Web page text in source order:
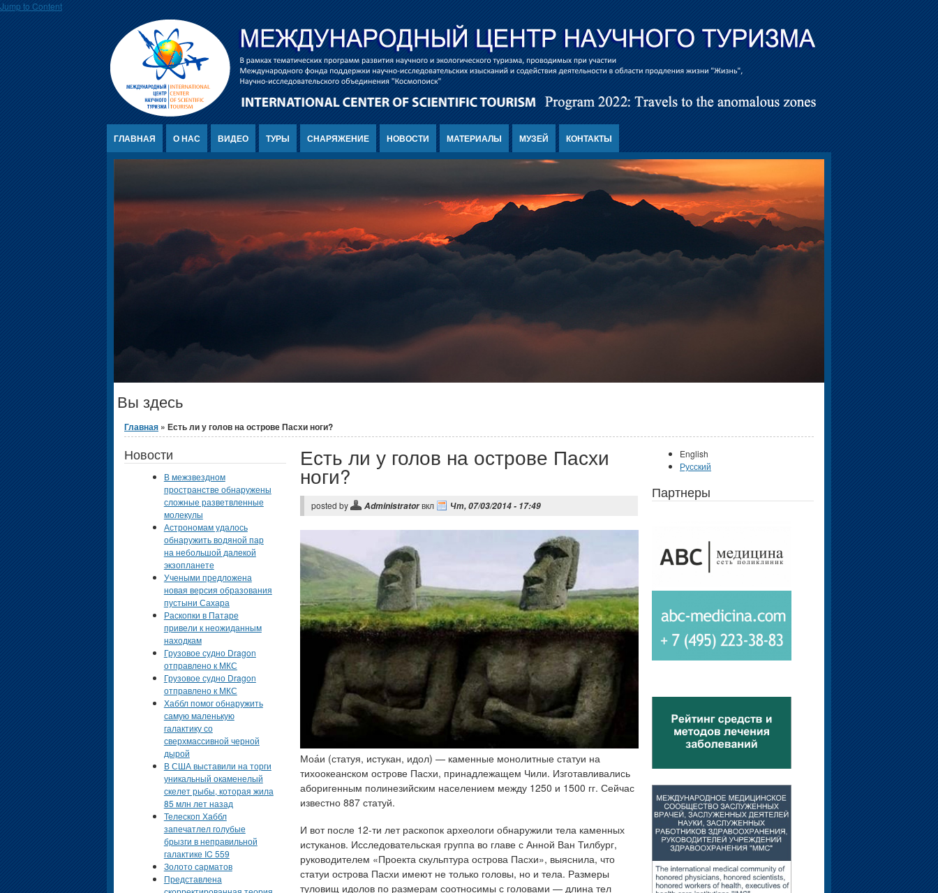
Jump to Content
ГЛАВНАЯ О НАС ВИДЕО ТУРЫ СНАРЯЖЕНИЕ НОВОСТИ МАТЕРИАЛЫ МУЗЕЙ КОНТАКТЫ
Вы здесь
Главная » Есть ли у голов на острове Пасхи ноги?
Есть ли у голов на острове Пасхи
ноги?
posted by Administratorвкл Чт, 07/03/2014 - 17:49
Моа́и (статуя, истукан, идол) — каменные монолитные статуи на
тихоокеанском острове Пасхи, принадлежащем Чили. Изготавливались
аборигенным полинезийским населением между 1250 и 1500 гг. Сейчас
известно 887 статуй.
И вот после 12-ти лет раскопок археологи обнаружили тела каменных
истуканов. Исследовательская группа во главе с Анной Ван Тилбург,
руководителем «Проекта скульптура острова Пасхи», выяснила, что
статуи острова Пасхи имеют не только головы, но и тела. Размеры
туловищ идолов по размерам соотносимы с головами — длина тел
Новости
В межзвездном
пространстве обнаружены
сложные разветвленные
молекулы
Астрономам удалось
обнаружить водяной пар
на небольшой далекой
экзопланете
Учеными предложена
новая версия образования
пустыни Сахара
Раскопки в Патаре
привели к неожиданным
находкам
Грузовое судно Dragon
отправлено к МКС
Грузовое судно Dragon
отправлено к МКС
Хаббл помог обнаружить
самую маленькую
галактику со
сверхмассивной черной
дырой
В США выставили на торги
уникальный окаменелый
скелет рыбы, которая жила
85 млн лет назад
Телескоп Хаббл
запечатлел голубые
брызги в неправильной
галактике IC 559
Золото сарматов
Представлена
English
Русский
Партнеры